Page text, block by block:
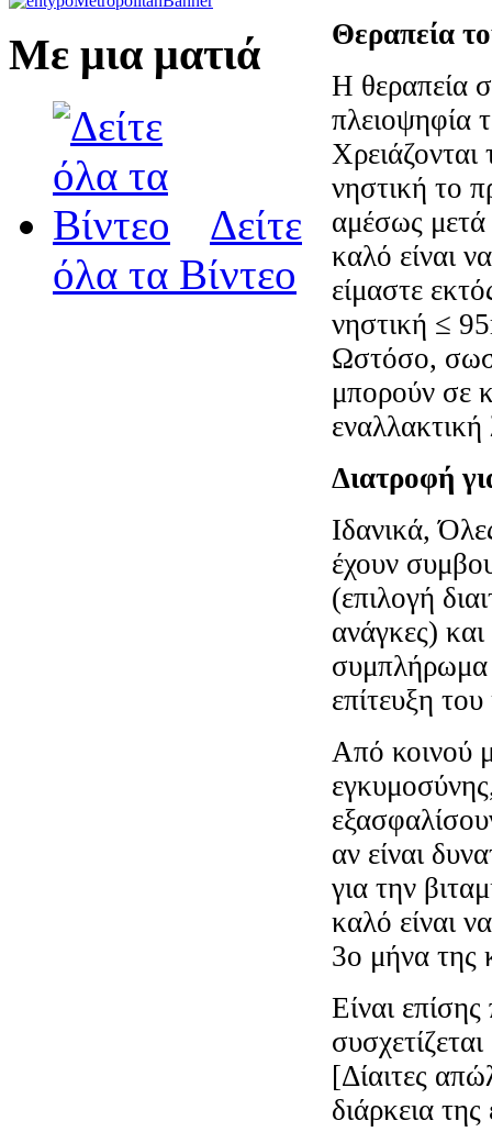
Θεραπεία
Η θεραπεία
πλειοψηφία
νηστική το
αμέσως μετά
καλό είναι
είμαστε
νηστική ≤
Ωστόσο,
μπορούν σε
Διατροφή
Ιδανικά,
έχουν
(επιλογή
ανάγκες)
συμπλήρωμα
επίτευξη
Από κοινού
αν είναι
για την
καλό είναι
3ο μήνα της
Είναι
[Δίαιτες
διάρκεια
Με μια ματιά
Δείτε
όλα τα Βίντεο